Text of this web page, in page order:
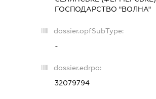
ГОСПОДАРСТВО "ВОЛНА"
dossier.opfSubType:
-
dossier.edrpo:
32079794